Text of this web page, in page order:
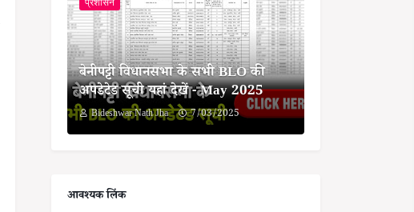
बेनीपट्टी विधानसभा के सभी BLO की
अपडेटेड सूची यहां देखें - May 2025
Bideshwar Nath Jha 7/03/2025
आवश्यक लिंक